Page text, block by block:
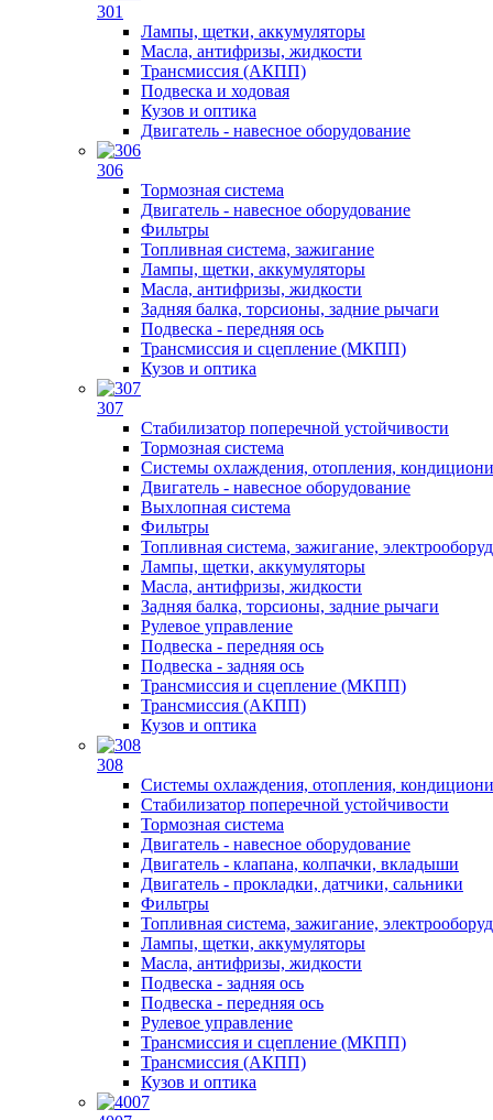
301
Лампы, щетки, аккумуляторы
Масла, антифризы, жидкости
Трансмиссия (АКПП)
Подвеска и ходовая
Кузов и оптика
Двигатель - навесное оборудование
306
Тормозная система
Двигатель - навесное оборудование
Фильтры
Топливная система, зажигание
Лампы, щетки, аккумуляторы
Масла, антифризы, жидкости
Задняя балка, торсионы, задние рычаги
Подвеска - передняя ось
Трансмиссия и сцепление (МКПП)
Кузов и оптика
307
Стабилизатор поперечной устойчивости
Тормозная система
Системы охлаждения, отопления,
Двигатель - навесное оборудование
Выхлопная система
Фильтры
Топливная система, зажигание,
Лампы, щетки, аккумуляторы
Масла, антифризы, жидкости
Задняя балка, торсионы, задние рычаги
Рулевое управление
Подвеска - передняя ось
Подвеска - задняя ось
Трансмиссия и сцепление (МКПП)
Трансмиссия (АКПП)
Кузов и оптика
308
Системы охлаждения, отопления,
Стабилизатор поперечной устойчивости
Тормозная система
Двигатель - навесное оборудование
Двигатель - клапана, колпачки, вкладыши
Двигатель - прокладки, датчики, сальники
Фильтры
Топливная система, зажигание,
Лампы, щетки, аккумуляторы
Масла, антифризы, жидкости
Подвеска - задняя ось
Подвеска - передняя ось
Рулевое управление
Трансмиссия и сцепление (МКПП)
Трансмиссия (АКПП)
Кузов и оптика